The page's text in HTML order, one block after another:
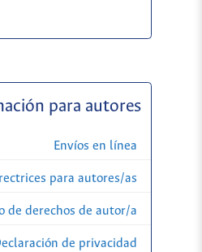
para autores
Envíos en línea
para autores/as
de derechos de autor/a
de privacidad